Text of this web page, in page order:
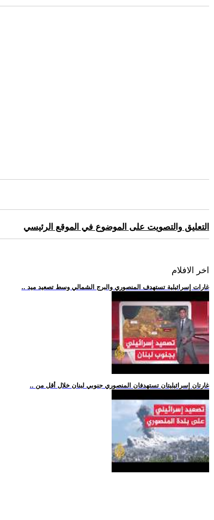
التعليق والتصويت على الموضوع في الموقع الرئيسي
اخر الافلام
.. غارات إسرائيلية تستهدف المنصوري والبرج الشمالي وسط تصعيد ميد
.. غارتان إسرائيليتان تستهدفان المنصوري جنوبي لبنان خلال أقل من